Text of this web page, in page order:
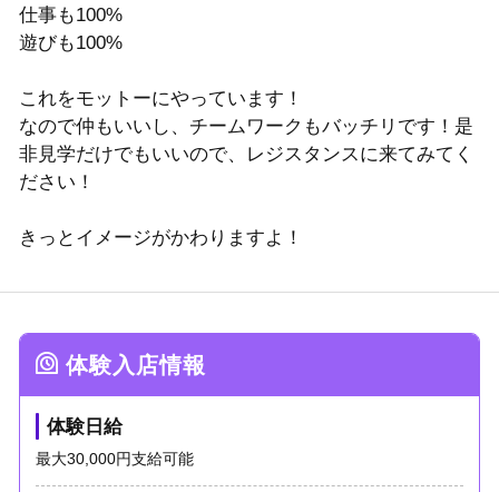
仕事も100%
遊びも100%
これをモットーにやっています！
なので仲もいいし、チームワークもバッチリです！是
非見学だけでもいいので、レジスタンスに来てみてく
ださい！
きっとイメージがかわりますよ！
体験入店情報
体験日給
最大30,000円支給可能